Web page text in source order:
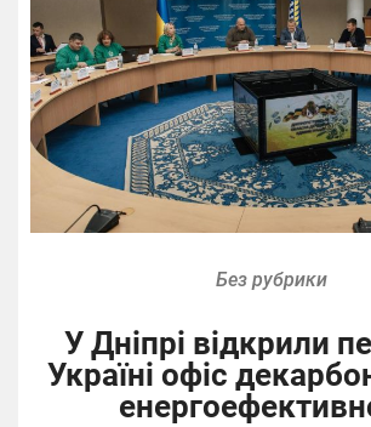
Без рубрики
У Дніпрі відкрили
Україні офіс